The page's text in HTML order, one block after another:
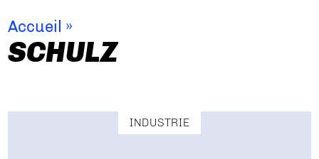
Accueil »
SCHULZ
INDUSTRIE